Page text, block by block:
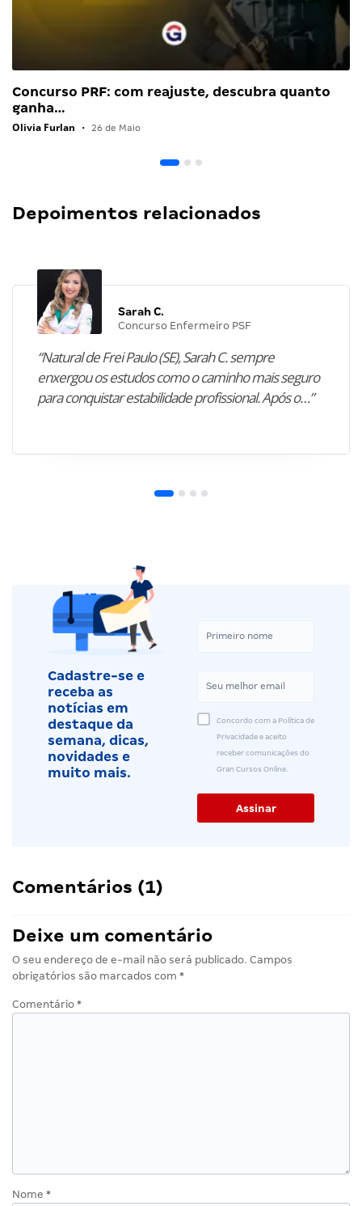
Concurso PRF: com reajuste, descubra quanto
ganha…
Olivia Furlan • 26 de Maio
Depoimentos relacionados
Sarah C.
Concurso Enfermeiro PSF
“Natural de Frei Paulo (SE), Sarah C. sempre
enxergou os estudos como o caminho mais seguro
para conquistar estabilidade profissional. Após o…”
Cadastre-se e
receba as
notícias em
destaque da
semana, dicas,
novidades e
muito mais.
Concordo com a Política de
Privacidade e aceito
receber comunicações do
Gran Cursos Online.
Comentários (1)
Deixe um comentário
O seu endereço de e-mail não será publicado. Campos
obrigatórios são marcados com *
Comentário *
Nome *